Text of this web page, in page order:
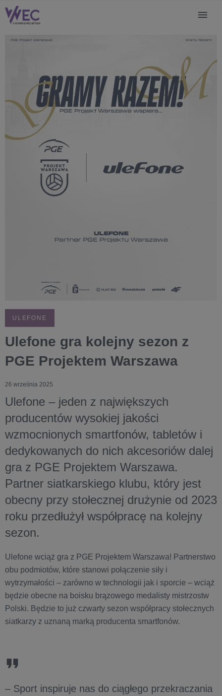
ULEFONE
Ulefone gra kolejny sezon z
PGE Projektem Warszawa
26 września 2025
Ulefone – jeden z największych
producentów wysokiej jakości
wzmocnionych smartfonów, tabletów i
dedykowanych do nich akcesoriów dalej
gra z PGE Projektem Warszawa.
Partner siatkarskiego klubu, który jest
obecny przy stołecznej drużynie od 2023
roku przedłużył współpracę na kolejny
sezon.
Ulefone wciąż gra z PGE Projektem Warszawa! Partnerstwo
obu podmiotów, które stanowi połączenie siły i
wytrzymałości – zarówno w technologii jak i sporcie – wciąż
będzie obecne na boisku brązowego medalisty mistrzostw
Polski. Będzie to już czwarty sezon współpracy stołecznych
siatkarzy z uznaną marką producenta smartfonów.
– Sport inspiruje nas do ciągłego przekraczania